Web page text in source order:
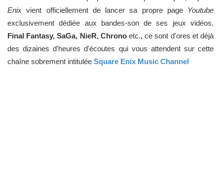
Enix vient officiellement de lancer sa propre page Youtube
exclusivement dédiée aux bandes-son de ses jeux vidéos.
Final Fantasy, SaGa, NieR, Chrono etc., ce sont d'ores et déjà
des dizaines d'heures d'écoutes qui vous attendent sur cette
chaîne sobrement intitulée Square Enix Music Channel